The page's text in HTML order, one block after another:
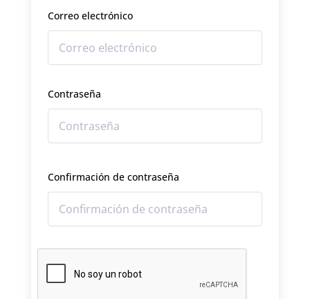
Correo electrónico
Contraseña
Confirmación de contraseña